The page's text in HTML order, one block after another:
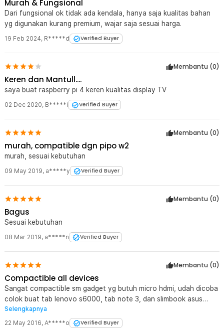
Murah & Fungsional
Dari fungsional ok tidak ada kendala, hanya saja kualitas bahan
yg digunakan kurang premium, wajar saja sesuai harga.
19 Feb 2024, R*****d Verified Buyer
Membantu (0)
Keren dan Mantull....
saya buat raspberry pi 4 keren kualitas display TV
02 Dec 2020, B*****i Verified Buyer
Membantu (0)
murah, compatible dgn pipo w2
murah, sesuai kebutuhan
09 May 2019, a*****y Verified Buyer
Membantu (0)
Bagus
Sesuai kebutuhan
08 Mar 2019, a*****n Verified Buyer
Membantu (0)
Compactible all devices
Sangat compactible sm gadget yg butuh micro hdmi, udah dicoba
colok buat tab lenovo s6000, tab note 3, dan slimbook asus
x205 connect LED TV, projector no lecek2, no problem semua.
Mantab jaknot!
Selengkapnya
22 May 2016, A*****o Verified Buyer